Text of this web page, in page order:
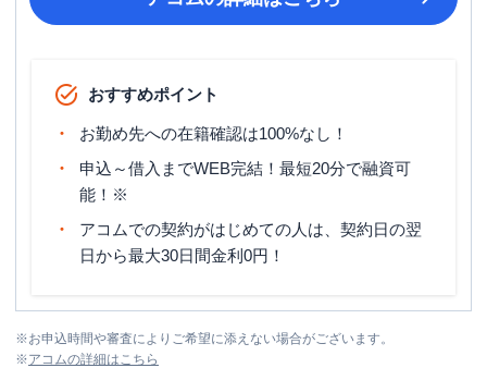
おすすめポイント
お勤め先への在籍確認は100%なし！
申込～借入までWEB完結！最短20分で融資可
能！※
アコムでの契約がはじめての人は、契約日の翌
日から最大30日間金利0円！
※お申込時間や審査によりご希望に添えない場合がございます。
※アコムの詳細はこちら